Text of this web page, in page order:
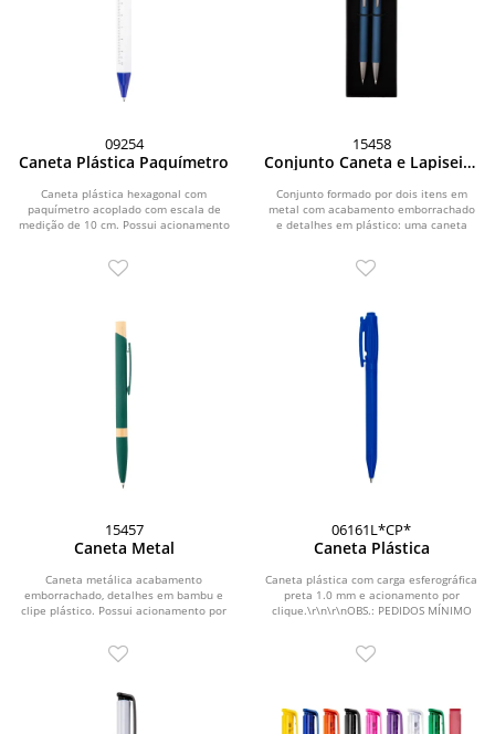
09254
Caneta Plástica Paquímetro
Caneta plástica hexagonal com
paquímetro acoplado com escala de
medição de 10 cm. Possui acionamento
15458
Conjunto Caneta e Lapiseira
Conjunto formado por dois itens em
metal com acabamento emborrachado
e detalhes em plástico: uma caneta
15457
Caneta Metal
Caneta metálica acabamento
emborrachado, detalhes em bambu e
clipe plástico. Possui acionamento por
06161L*CP*
Caneta Plástica
Caneta plástica com carga esferográfica
preta 1.0 mm e acionamento por
clique.\r\n\r\nOBS.: PEDIDOS MÍNIMO